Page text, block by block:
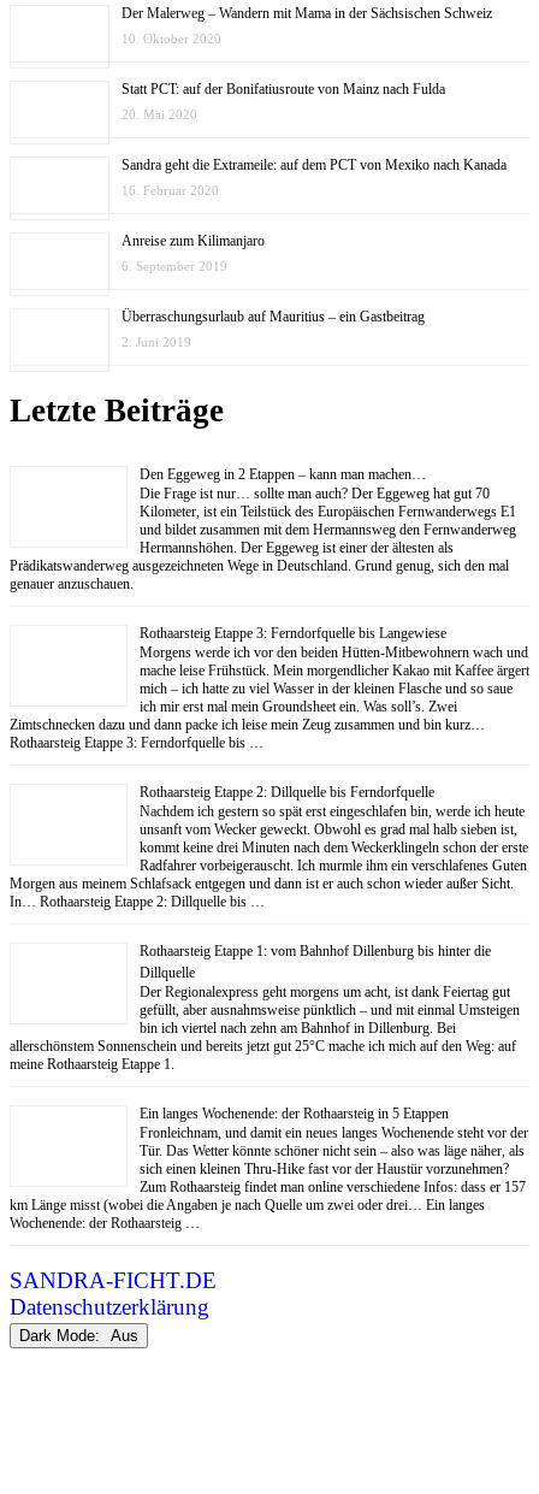
Der Malerweg – Wandern mit Mama in der Sächsischen Schweiz
10. Oktober 2020
Statt PCT: auf der Bonifatiusroute von Mainz nach Fulda
20. Mai 2020
Sandra geht die Extrameile: auf dem PCT von Mexiko nach Kanada
16. Februar 2020
Anreise zum Kilimanjaro
6. September 2019
Überraschungsurlaub auf Mauritius – ein Gastbeitrag
2. Juni 2019
Letzte Beiträge
Den Eggeweg in 2 Etappen – kann man machen…
Die Frage ist nur… sollte man auch? Der Eggeweg hat gut 70
Kilometer, ist ein Teilstück des Europäischen Fernwanderwegs E1
und bildet zusammen mit dem Hermannsweg den Fernwanderweg
Hermannshöhen. Der Eggeweg ist einer der ältesten als
Prädikatswanderweg ausgezeichneten Wege in Deutschland. Grund genug, sich den mal
genauer anzuschauen.
Rothaarsteig Etappe 3: Ferndorfquelle bis Langewiese
Morgens werde ich vor den beiden Hütten-Mitbewohnern wach und
mache leise Frühstück. Mein morgendlicher Kakao mit Kaffee ärgert
mich – ich hatte zu viel Wasser in der kleinen Flasche und so saue
ich mir erst mal mein Groundsheet ein. Was soll’s. Zwei
Zimtschnecken dazu und dann packe ich leise mein Zeug zusammen und bin kurz…
Rothaarsteig Etappe 3: Ferndorfquelle bis …
Rothaarsteig Etappe 2: Dillquelle bis Ferndorfquelle
Nachdem ich gestern so spät erst eingeschlafen bin, werde ich heute
unsanft vom Wecker geweckt. Obwohl es grad mal halb sieben ist,
kommt keine drei Minuten nach dem Weckerklingeln schon der erste
Radfahrer vorbeigerauscht. Ich murmle ihm ein verschlafenes Guten
Morgen aus meinem Schlafsack entgegen und dann ist er auch schon wieder außer Sicht.
In… Rothaarsteig Etappe 2: Dillquelle bis …
Rothaarsteig Etappe 1: vom Bahnhof Dillenburg bis hinter die
Dillquelle
Der Regionalexpress geht morgens um acht, ist dank Feiertag gut
gefüllt, aber ausnahmsweise pünktlich – und mit einmal Umsteigen
bin ich viertel nach zehn am Bahnhof in Dillenburg. Bei
allerschönstem Sonnenschein und bereits jetzt gut 25°C mache ich mich auf den Weg: auf
meine Rothaarsteig Etappe 1.
Ein langes Wochenende: der Rothaarsteig in 5 Etappen
Fronleichnam, und damit ein neues langes Wochenende steht vor der
Tür. Das Wetter könnte schöner nicht sein – also was läge näher, als
sich einen kleinen Thru-Hike fast vor der Haustür vorzunehmen?
Zum Rothaarsteig findet man online verschiedene Infos: dass er 157
km Länge misst (wobei die Angaben je nach Quelle um zwei oder drei… Ein langes
Wochenende: der Rothaarsteig …
SANDRA-FICHT.DE
Datenschutzerklärung
Dark Mode: